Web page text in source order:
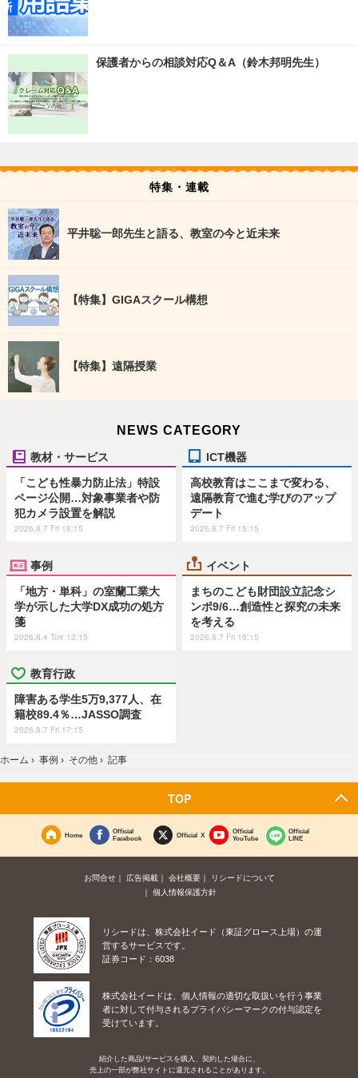
保護者からの相談対応Q＆A（鈴木邦明先生）
特集・連載
平井聡一郎先生と語る、教室の今と近未来
【特集】GIGAスクール構想
【特集】遠隔授業
NEWS CATEGORY
教材・サービス
「こども性暴力防止法」特設
ページ公開…対象事業者や防
犯カメラ設置を解説
2026.8.7 Fri 18:15
ICT機器
高校教育はここまで変わる、
遠隔教育で進む学びのアップ
デート
2026.8.7 Fri 15:15
事例
「地方・単科」の室蘭工業大
学が示した大学DX成功の処方
箋
2026.8.4 Tue 12:15
イベント
まちのこども財団設立記念シ
ンポ9/6…創造性と探究の未来
を考える
2026.8.7 Fri 16:15
教育行政
障害ある学生5万9,377人、在
籍校89.4％…JASSO調査
2026.8.7 Fri 17:15
ホーム › 事例 › その他 › 記事
TOP
Home
Official
Facebook
Official X
Official
YouTube
Official
LINE
お問合せ 広告掲載 会社概要
リシードについて
個人情報保護方針
リシードは、株式会社イード（東証グロース上場）の運
営するサービスです。
証券コード：6038
株式会社イードは、個人情報の適切な取扱いを行う事業
者に対して付与されるプライバシーマークの付与認定を
受けています。
紹介した商品/サービスを購入、契約した場合に、
売上の一部が弊社サイトに還元されることがあります。